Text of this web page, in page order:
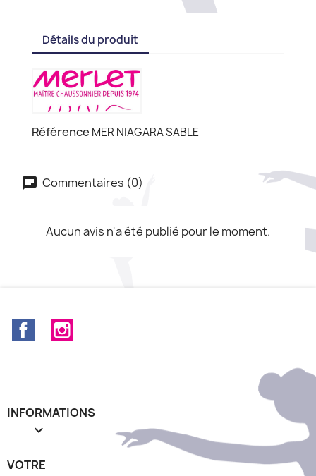
Détails du produit
Référence MER NIAGARA SABLE
Commentaires (0)
Aucun avis n'a été publié pour le moment.
Facebook
INFORMATIONS

VOTRE